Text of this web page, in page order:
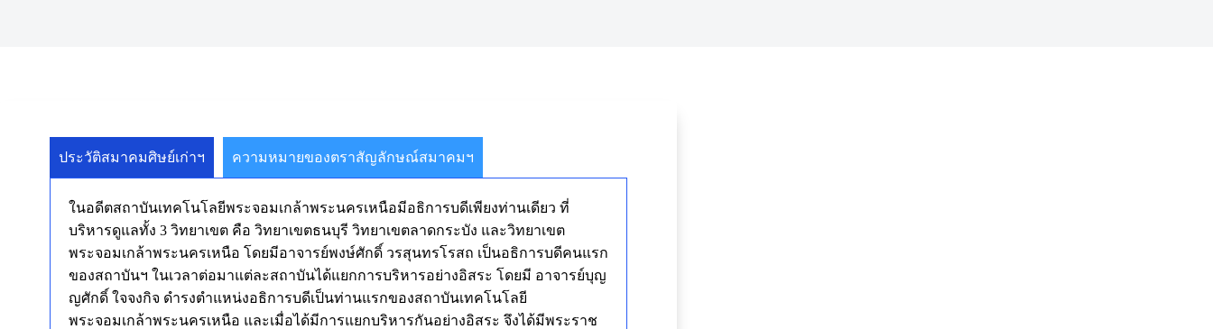
ประวัติสมาคมศิษย์เก่าฯ ความหมายของตราสัญลักษณ์สมาคมฯ
ในอดีตสถาบันเทคโนโลยีพระจอมเกล้าพระนครเหนือมีอธิการบดีเพียงท่านเดียว ที่
บริหารดูแลทั้ง 3 วิทยาเขต คือ วิทยาเขตธนบุรี วิทยาเขตลาดกระบัง และวิทยาเขต
พระจอมเกล้าพระนครเหนือ โดยมีอาจารย์พงษ์ศักดิ์ วรสุนทรโรสถ เป็นอธิการบดีคนแรก
ของสถาบันฯ ในเวลาต่อมาแต่ละสถาบันได้แยกการบริหารอย่างอิสระ โดยมี อาจารย์บุญ
ญศักดิ์ ใจจงกิจ ดำรงตำแหน่งอธิการบดีเป็นท่านแรกของสถาบันเทคโนโลยี
พระจอมเกล้าพระนครเหนือ และเมื่อได้มีการแยกบริหารกันอย่างอิสระ จึงได้มีพระราช